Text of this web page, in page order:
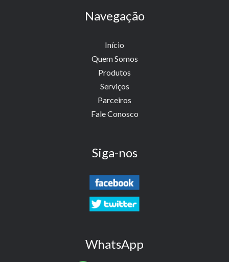
Navegação
Início
Quem Somos
Produtos
Serviços
Parceiros
Fale Conosco
Siga-nos
WhatsApp